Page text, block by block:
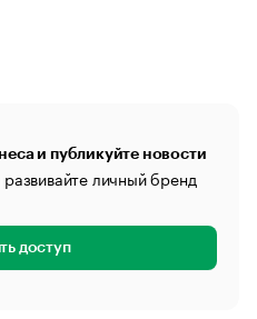
и публикуйте новости
личный бренд
доступ